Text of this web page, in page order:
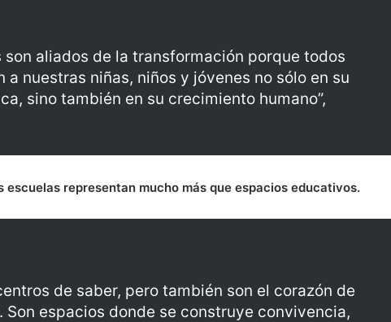
son aliados de la transformación porque todos
a nuestras niñas, niños y jóvenes no sólo en su
sino también en su crecimiento humano”,
escuelas representan mucho más que espacios educativos.
de saber, pero también son el corazón de
Son espacios donde se construye convivencia,